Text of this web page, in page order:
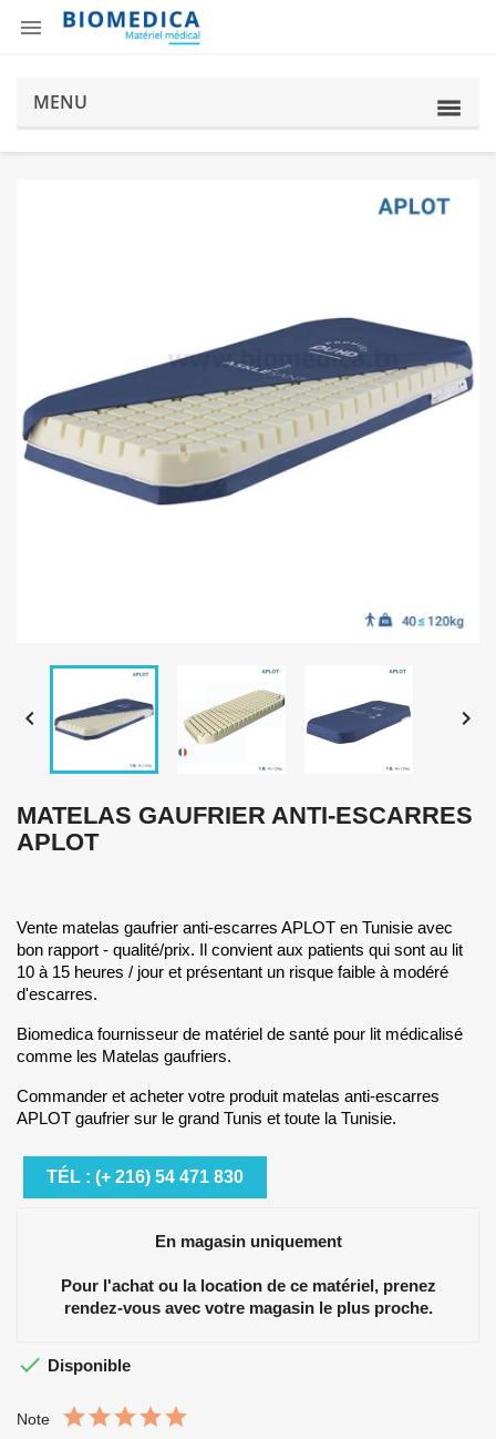

MENU
 
MATELAS GAUFRIER ANTI-ESCARRES
APLOT
Vente matelas gaufrier anti-escarres APLOT en Tunisie avec
bon rapport - qualité/prix. Il convient aux patients qui sont au lit
10 à 15 heures / jour et présentant un risque faible à modéré
d'escarres.
Biomedica fournisseur de matériel de santé pour lit médicalisé
comme les Matelas gaufriers.
Commander et acheter votre produit matelas anti-escarres
APLOT gaufrier sur le grand Tunis et toute la Tunisie.
TÉL : (+ 216) 54 471 830
En magasin uniquement
Pour l'achat ou la location de ce matériel, prenez
rendez-vous avec votre magasin le plus proche.
 Disponible
Note